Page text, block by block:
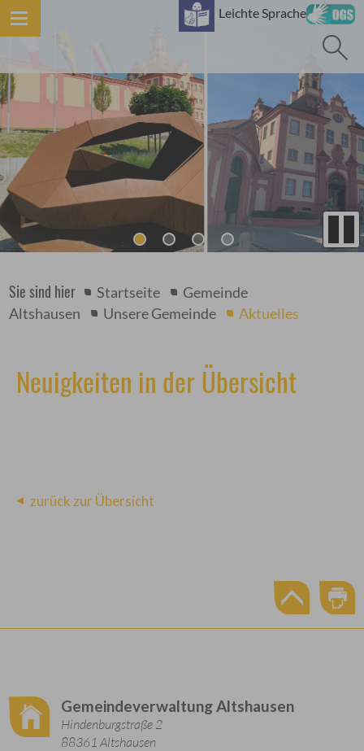
Leichte Sprache
Sie sind hier Startseite
Gemeinde
Altshausen
Unsere Gemeinde Aktuelles
Neuigkeiten in der Übersicht
zurück zur Übersicht
Gemeindeverwaltung Altshausen
Hindenburgstraße 2
88361 Altshausen